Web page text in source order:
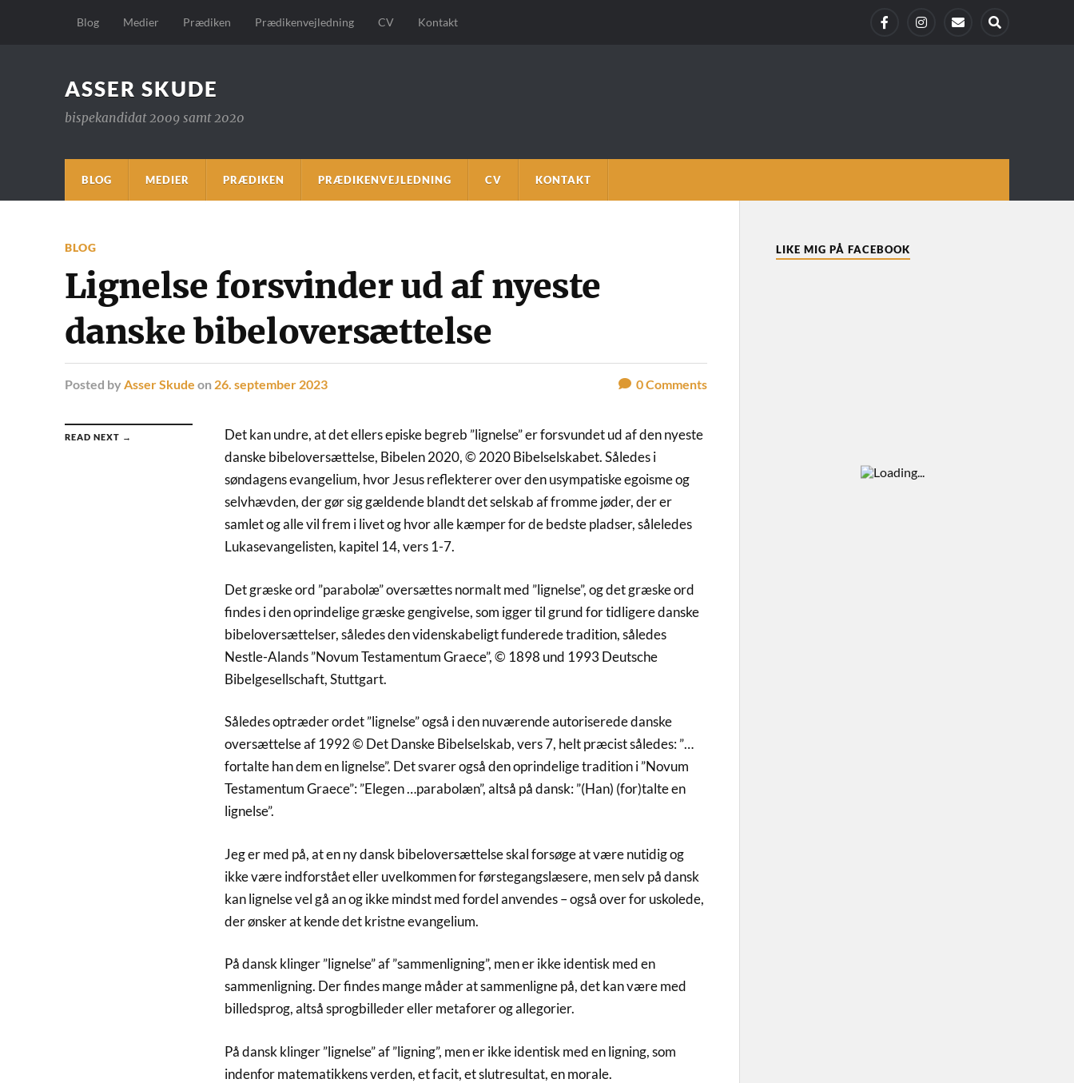
Blog Medier Prædiken Prædikenvejledning CV Kontakt
ASSER SKUDE
bispekandidat 2009 samt 2020
BLOG MEDIER PRÆDIKEN PRÆDIKENVEJLEDNING CV KONTAKT
BLOG
Lignelse forsvinder ud af nyeste
danske bibeloversættelse
Posted by Asser Skude on 26. september 2023 0Comments
READ NEXT →
Det kan undre, at det ellers episke begreb ”lignelse” er forsvundet ud af den nyeste
danske bibeloversættelse, Bibelen 2020, © 2020 Bibelselskabet. Således i
søndagens evangelium, hvor Jesus reflekterer over den usympatiske egoisme og
selvhævden, der gør sig gældende blandt det selskab af fromme jøder, der er
samlet og alle vil frem i livet og hvor alle kæmper for de bedste pladser, såleledes
Lukasevangelisten, kapitel 14, vers 1-7.
Det græske ord ”parabolæ” oversættes normalt med ”lignelse”, og det græske ord
findes i den oprindelige græske gengivelse, som igger til grund for tidligere danske
bibeloversættelser, således den videnskabeligt funderede tradition, således
Nestle-Alands ”Novum Testamentum Graece”, © 1898 und 1993 Deutsche
Bibelgesellschaft, Stuttgart.
Således optræder ordet ”lignelse” også i den nuværende autoriserede danske
oversættelse af 1992 © Det Danske Bibelselskab, vers 7, helt præcist således: ”…
fortalte han dem en lignelse”. Det svarer også den oprindelige tradition i ”Novum
Testamentum Graece”: ”Elegen …parabolæn”, altså på dansk: ”(Han) (for)talte en
lignelse”.
Jeg er med på, at en ny dansk bibeloversættelse skal forsøge at være nutidig og
ikke være indforstået eller uvelkommen for førstegangslæsere, men selv på dansk
kan lignelse vel gå an og ikke mindst med fordel anvendes – også over for uskolede,
der ønsker at kende det kristne evangelium.
På dansk klinger ”lignelse” af ”sammenligning”, men er ikke identisk med en
sammenligning. Der findes mange måder at sammenligne på, det kan være med
billedsprog, altså sprogbilleder eller metaforer og allegorier.
På dansk klinger ”lignelse” af ”ligning”, men er ikke identisk med en ligning, som
indenfor matematikkens verden, et facit, et slutresultat, en morale.
LIKE MIG PÅ FACEBOOK